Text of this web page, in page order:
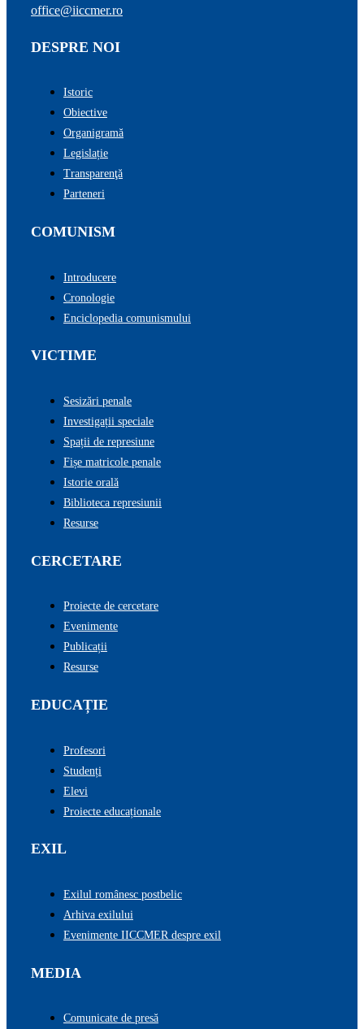
office@iiccmer.ro
DESPRE NOI
Istoric
Obiective
Organigramă
Legislație
Transparenţă
Parteneri
COMUNISM
Introducere
Cronologie
Enciclopedia comunismului
VICTIME
Sesizări penale
Investigații speciale
Spații de represiune
Fișe matricole penale
Istorie orală
Biblioteca represiunii
Resurse
CERCETARE
Proiecte de cercetare
Evenimente
Publicații
Resurse
EDUCAȚIE
Profesori
Studenți
Elevi
Proiecte educaționale
EXIL
Exilul românesc postbelic
Arhiva exilului
Evenimente IICCMER despre exil
MEDIA
Comunicate de presă